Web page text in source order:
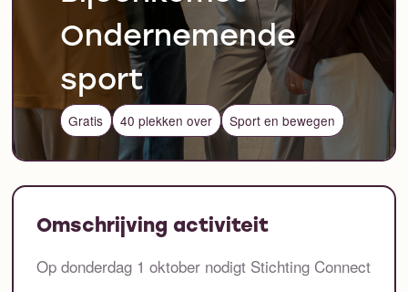
Ondernemende
sport
Gratis 40 plekken over Sport en bewegen
Omschrijving activiteit
Op donderdag 1 oktober nodigt Stichting Connect